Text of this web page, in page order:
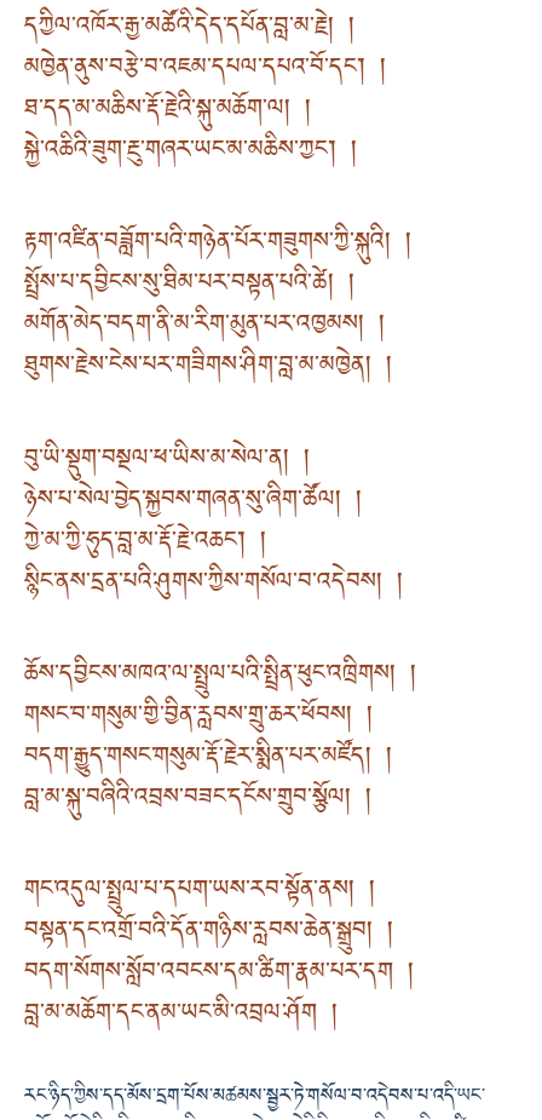
དཀྱིལ་འཁོར་རྒྱ་མཚོའི་དེད་དཔོན་བླ་མ་རྗེ། །
མཁྱེན་ནུས་བརྩེ་བ་འཇམ་དཔལ་དཔའ་བོ་དང་། །
ཐ་དད་མ་མཆིས་རྡོ་རྗེའི་སྐུ་མཆོག་ལ། །
སྐྱེ་འཆིའི་ཟུག་རྔུ་གཞར་ཡང་མ་མཆིས་ཀྱང་། །
རྟག་འཛིན་བཟློག་པའི་གཉེན་པོར་གཟུགས་ཀྱི་སྐུའི། །
སྤྲོས་པ་དབྱིངས་སུ་ཐིམ་པར་བསྟན་པའི་ཚེ། །
མགོན་མེད་བདག་ནི་མ་རིག་མུན་པར་འཁྱམས། །
ཐུགས་རྗེས་ངེས་པར་གཟིགས་ཤིག་བླ་མ་མཁྱེན། །
བུ་ཡི་སྡུག་བསྔལ་ཕ་ཡིས་མ་སེལ་ན། །
ཉེས་པ་སེལ་བྱེད་སྐྱབས་གཞན་སུ་ཞིག་ཚོལ། །
ཀྱེ་མ་ཀྱི་ཧུད་བླ་མ་རྡོ་རྗེ་འཆང་། །
སྙིང་ནས་དྲན་པའི་ཤུགས་ཀྱིས་གསོལ་བ་འདེབས། །
ཆོས་དབྱིངས་མཁའ་ལ་སྤྲུལ་པའི་སྤྲིན་ཕུང་འཁྲིགས། །
གསང་བ་གསུམ་གྱི་བྱིན་རླབས་གྲུ་ཆར་ཕོབས། །
བདག་རྒྱུད་གསང་གསུམ་རྡོ་རྗེར་སྨིན་པར་མཛོད། །
བླ་མ་སྐུ་བཞིའི་འབྲས་བཟང་དངོས་གྲུབ་སྩོལ། །
གང་འདུལ་སྤྲུལ་པ་དཔག་ཡས་རབ་སྟོན་ནས། །
བསྟན་དང་འགྲོ་བའི་དོན་གཉིས་རླབས་ཆེན་སྒྲུབ། །
བདག་སོགས་སློབ་འབངས་དམ་ཚིག་རྣམ་པར་དག །
བླ་མ་མཆོག་དང་ནམ་ཡང་མི་འབྲལ་ཤོག །
རང་ཉིད་ཀྱིས་དད་མོས་དྲག་པོས་མཚམས་སྦྱར་ཏེ་གསོལ་བ་འདེབས་པ་འདི་ཡང་